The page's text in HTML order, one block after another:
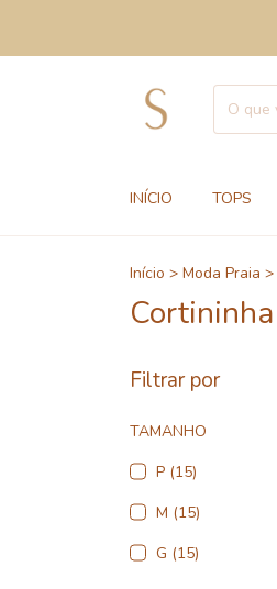
INÍCIO TOPS
Início > Moda Praia >
Cortininha
Filtrar por
TAMANHO
P (15)
M (15)
G (15)